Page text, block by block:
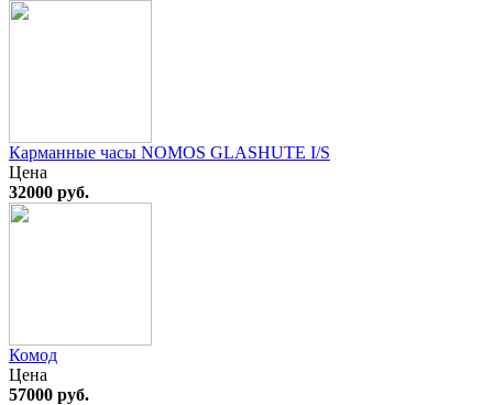
Карманные часы NOMOS GLASHUTE I/S
Цена
32000 руб.
Комод
Цена
57000 руб.